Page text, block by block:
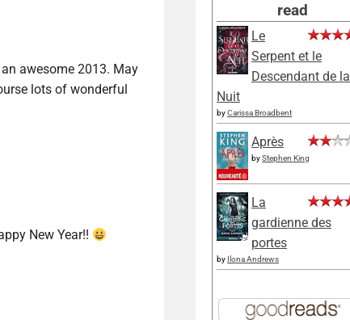
awesome 2013. May
lots of wonderful
New Year!!
read
Le
Serpent et le
Descendant de la
Nuit
byCarissa Broadbent
Après
byStephen King
La
gardienne des
portes
by Ilona Andrews